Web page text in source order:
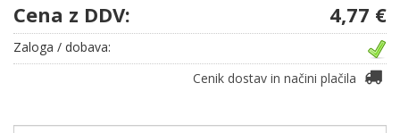
Cena z DDV: 4,77 €
Zaloga / dobava:
Cenik dostav in načini plačila